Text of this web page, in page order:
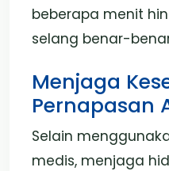
beberapa menit
selang benar-
Menjaga
Pernapasan
Selain
medis, menjaga